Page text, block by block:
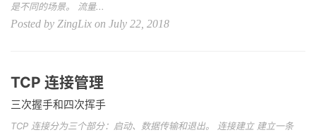
是不同的场景。 流量...
Posted by ZingLix on July 22, 2018
TCP 连接管理
三次握手和四次挥手
TCP 连接分为三个部分：启动、数据传输和退出。 连接建立 建立一条